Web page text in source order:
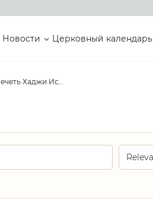
Новости Церковный календарь
Мечеть Хаджи Исмаил махалле Гёкче